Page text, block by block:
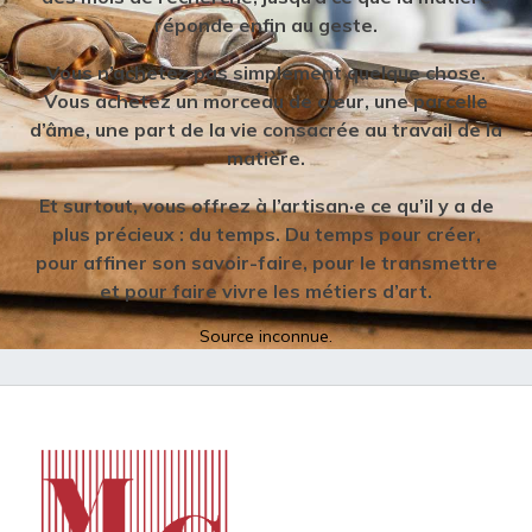
réponde enfin au geste.
Vous n’achetez pas simplement quelque chose.
Vous achetez un morceau de cœur, une parcelle
d’âme, une part de la vie consacrée au travail de la
matière.
Et surtout, vous offrez à l’artisan·e ce qu’il y a de
plus précieux : du temps. Du temps pour créer,
pour affiner son savoir-faire, pour le transmettre
et pour faire vivre les métiers d’art.
Source inconnue.